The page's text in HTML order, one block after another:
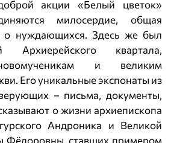
акции «Белый цветок»
милосердие, общая
о нуждающихся. Здесь же был
квартала,
и великим
Его уникальные экспонаты из
– письма, документы,
о жизни архиепископа
Андроника и Великой
Фёдоровны, ставших примером